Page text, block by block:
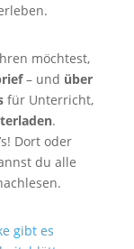
möchtest,
– und über
für Unterricht,
.
Dort oder
du alle